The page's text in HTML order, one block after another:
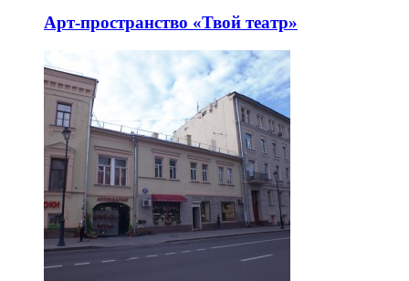
Арт-пространство «Твой театр»